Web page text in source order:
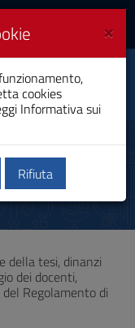
della tesi, dinanzi
dei docenti,
Regolamento di
×
cookies
Informativa sui
Rifiuta